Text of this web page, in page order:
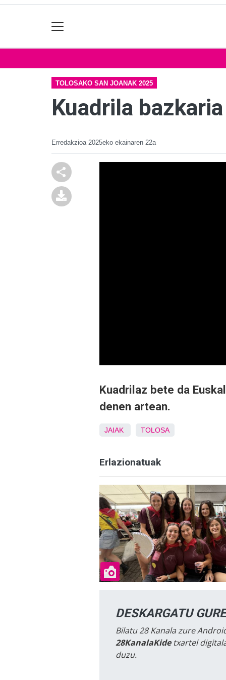
TOLOSAKO SAN JOANAK 2025
Kuadrila
Erredakzioa 2025eko ekainaren 22a
Kuadrilaz bete da
denen artean.
JAIAK TOLOSA
Erlazionatuak
DESKARGATU
Bilatu 28 Kanala zure
28KanalaKidetxartel
duzu.